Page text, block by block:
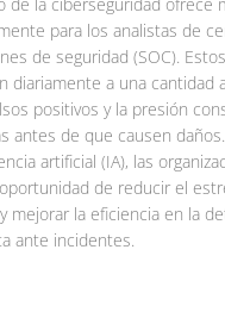
para los analistas de
de seguridad (SOC).
diariamente a una cantidad
positivos y la presión
antes de que causen
artificial (IA), las
de reducir el
mejorar la eficiencia en la
ante incidentes.